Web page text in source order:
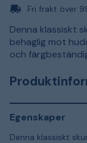
Fri frakt över
Denna klassiskt
behaglig mot
och
Egenskaper
Denna klassiskt